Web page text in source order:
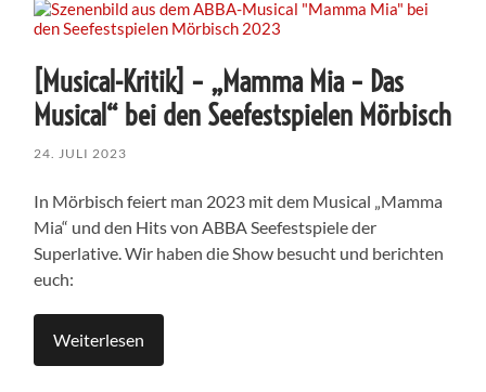
[Musical-Kritik] – „Mamma Mia – Das
Musical“ bei den Seefestspielen Mörbisch
24. JULI 2023
In Mörbisch feiert man 2023 mit dem Musical „Mamma
Mia“ und den Hits von ABBA Seefestspiele der
Superlative. Wir haben die Show besucht und berichten
euch:
Weiterlesen